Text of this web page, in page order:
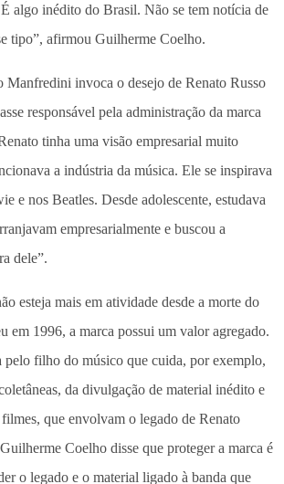
algo inédito do Brasil. Não se tem notícia de
tipo”, afirmou Guilherme Coelho.
Manfredini invoca o desejo de Renato Russo
responsável pela administração da marca
tinha uma visão empresarial muito
a indústria da música. Ele se inspirava
e nos Beatles. Desde adolescente, estudava
empresarialmente e buscou a
dele”.
esteja mais em atividade desde a morte do
em 1996, a marca possui um valor agregado.
pelo filho do músico que cuida, por exemplo,
da divulgação de material inédito e
que envolvam o legado de Renato
Coelho disse que proteger a marca é
o legado e o material ligado à banda que